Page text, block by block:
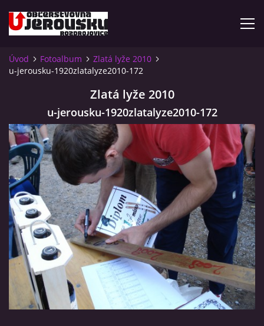
ÚVOD
KDE NÁS NAJDETE?
VIDLÁCKÝ VÍCEBOJ 2023 - VIDEO
OTEVÍRACÍ DOBA
VIDLÁCKÝ VÍCEBOJ 2020 - ČLÁNEK Z ROZDROJOVICKÉ
DRBNY 4/2020
VIDLÁCKÝ VÍCEBOJ 2020 - VIDEO
CO SI U NÁS DÁTE?
Úvod Fotoalbum
Zlatá lyže 2010
u-jerousku-1920zlatalyze2010-172
Zlatá lyže 2010
u-jerousku-1920zlatalyze2010-172